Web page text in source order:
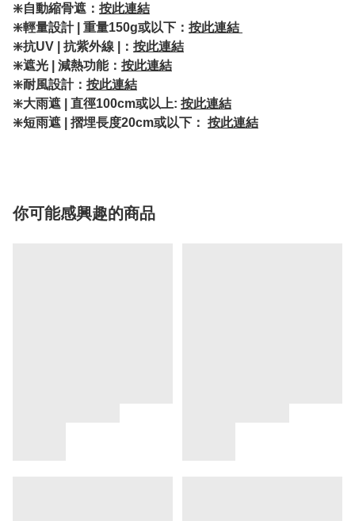
❇️自動縮骨遮： 按此連結
❇️輕量設計 | 重量150g或以下： 按此連結
❇️抗UV | 抗紫外線 |： 按此連結
❇️遮光 | 減熱功能： 按此連結
❇️耐風設計： 按此連結
❇️大雨遮 | 直徑100cm或以上: 按此連結
❇️短雨遮 | 摺埋長度20cm或以下： 按此連結
你可能感興趣的商品